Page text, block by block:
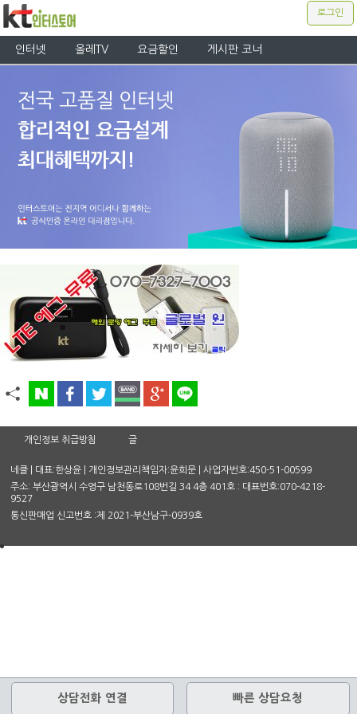
로그인
인터넷 올레TV 요금할인 게시판 코너
개인정보 취급방침 글
네클 | 대표:한상윤 | 개인정보관리책임자:윤희문 | 사업자번호:450-51-00599
주소: 부산광역시 수영구 남천동로108번길 34 4층 401호 : 대표번호:070-4218-
9527
통신판매업 신고번호 :제 2021-부산남구-0939호
상담전화 연결 빠른 상담요청